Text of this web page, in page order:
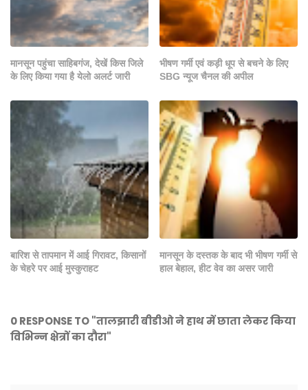
मानसून पहुंचा साहिबगंज, देखें किस जिले
के लिए किया गया है येलो अलर्ट जारी
भीषण गर्मी एवं कड़ी धूप से बचने के लिए
SBG न्यूज चैनल की अपील
बारिश से तापमान में आई गिरावट, किसानों
के चेहरे पर आई मुस्कुराहट
मानसून के दस्तक के बाद भी भीषण गर्मी से
हाल बेहाल, हीट वेव का असर जारी
0 RESPONSE TO "तालझारी बीडीओ ने हाथ में छाता लेकर किया
विभिन्न क्षेत्रों का दौरा"